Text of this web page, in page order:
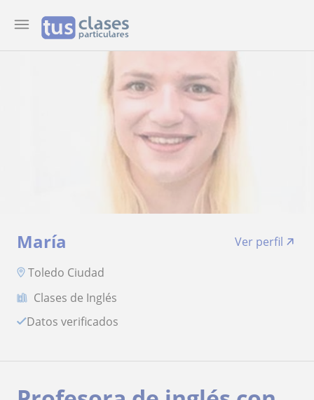
María
Ver perfil
Toledo Ciudad
Clases de Inglés
Datos verificados